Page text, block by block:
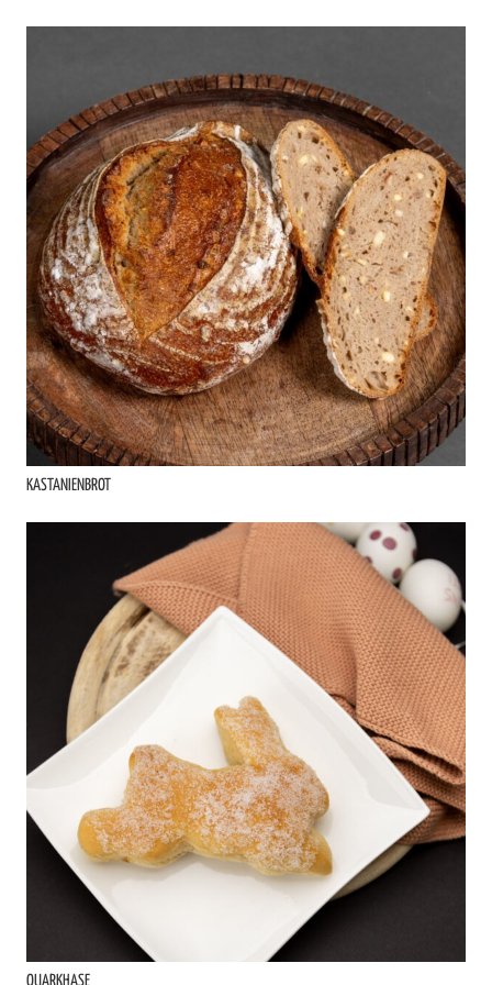
KASTANIENBROT
QUARKHASE